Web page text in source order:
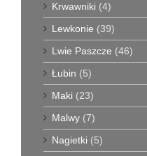
Krwawniki (4)
Lewkonie (39)
Lwie Paszcze (46)
Łubin (5)
Maki (23)
Malwy (7)
Nagietki (5)